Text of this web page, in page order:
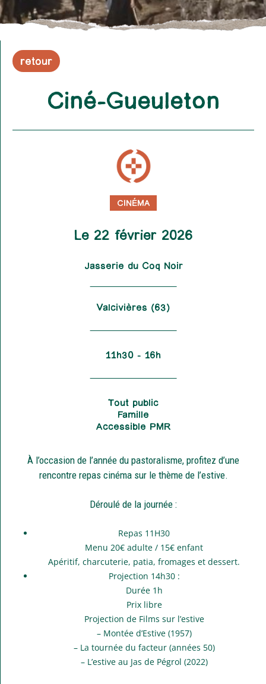
retour
Ciné-Gueuleton
CINÉMA
Le 22 février 2026
Jasserie du Coq Noir
Valcivières (63)
11h30 – 16h
Tout public
Famille
Accessible PMR
À l’occasion de l’année du pastoralisme, profitez d’une
rencontre repas cinéma sur le thème de l’estive.
Déroulé de la journée :
Repas 11H30
Menu 20€ adulte / 15€ enfant
Apéritif, charcuterie, patia, fromages et dessert.
Projection 14h30 :
Durée 1h
Prix libre
Projection de Films sur l’estive
– Montée d’Estive (1957)
– La tournée du facteur (années 50)
– L’estive au Jas de Pégrol (2022)